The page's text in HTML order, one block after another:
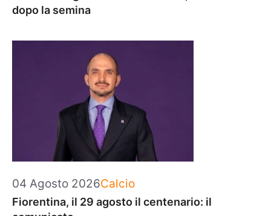
dopo la semina
04 Agosto 2026Categorie
Calcio
Fiorentina, il 29 agosto il centenario: il